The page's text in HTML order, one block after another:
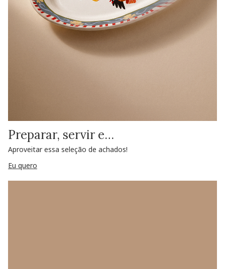
Preparar, servir e…
Aproveitar essa seleção de achados!
Eu quero